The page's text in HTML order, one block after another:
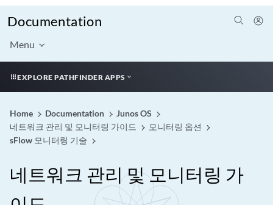
Documentation
Menu
EXPLORE PATHFINDER APPS
Home Documentation
Junos OS
네트워크 관리 및 모니터링 가이드
모니터링 옵션
sFlow 모니터링 기술
네트워크 관리 및 모니터링 가